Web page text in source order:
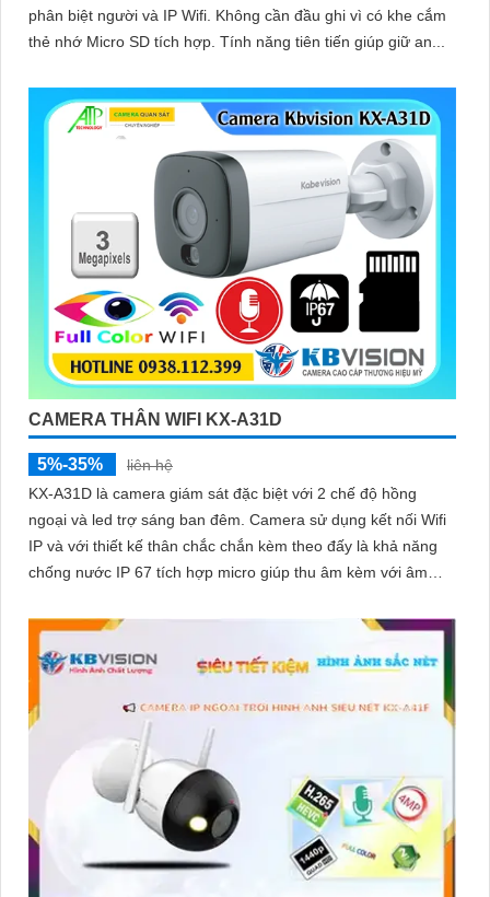
phân biệt người và IP Wifi. Không cần đầu ghi vì có khe cắm
thẻ nhớ Micro SD tích hợp. Tính năng tiên tiến giúp giữ an...
CAMERA THÂN WIFI KX-A31D
5%-35%
liên hệ
KX-A31D là camera giám sát đặc biệt với 2 chế độ hồng
ngoại và led trợ sáng ban đêm. Camera sử dụng kết nối Wifi
IP và với thiết kế thân chắc chắn kèm theo đấy là khả năng
chống nước IP 67 tích hợp micro giúp thu âm kèm với âm